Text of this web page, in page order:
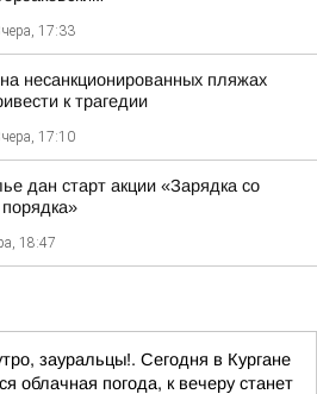
17:33
несанкционированных пляжах
к трагедии
17:10
дан старт акции «Зарядка со
18:47
зауральцы!. Сегодня в Кургане
облачная погода, к вечеру станет